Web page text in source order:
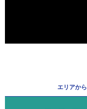
エリアから